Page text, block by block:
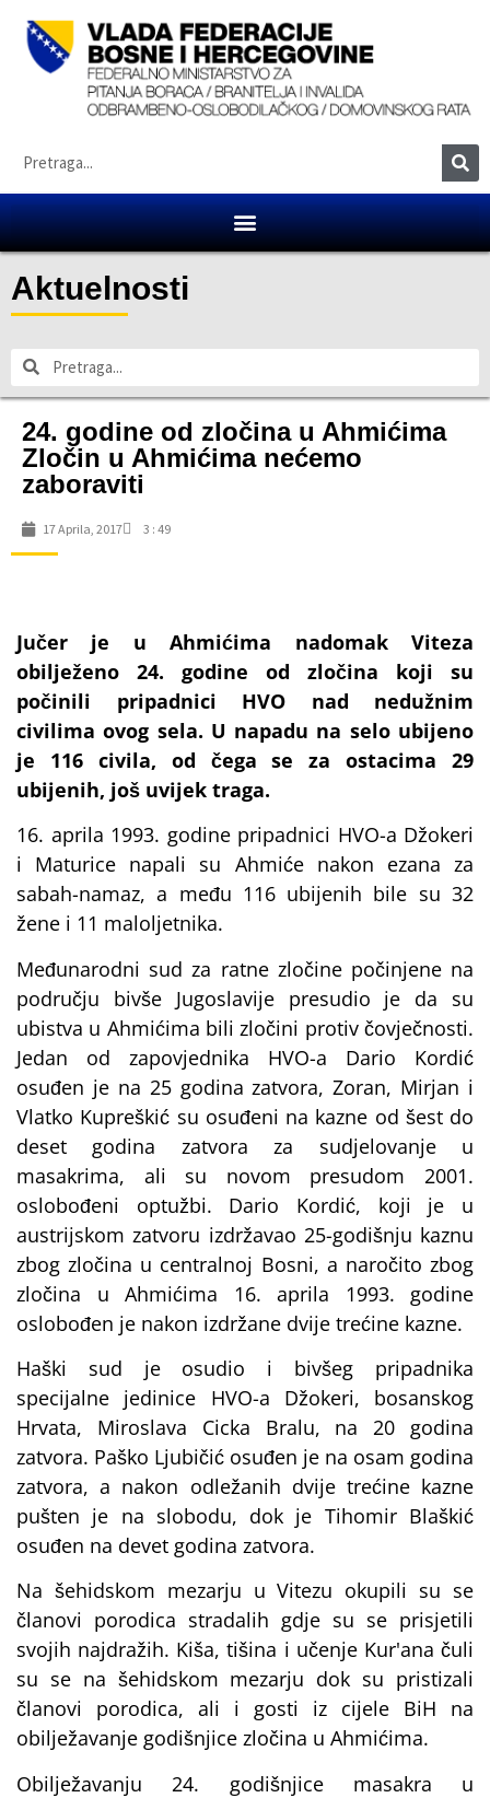
Aktuelnosti
24. godine od zločina u Ahmićima
Zločin u Ahmićima nećemo
zaboraviti
17 Aprila, 2017 3 : 49
Jučer je u Ahmićima nadomak Viteza
obilježeno 24. godine od zločina koji su
počinili pripadnici HVO nad nedužnim
civilima ovog sela. U napadu na selo ubijeno
je 116 civila, od čega se za ostacima 29
ubijenih, još uvijek traga.
16. aprila 1993. godine pripadnici HVO-a Džokeri
i Maturice napali su Ahmiće nakon ezana za
sabah-namaz, a među 116 ubijenih bile su 32
žene i 11 maloljetnika.
Međunarodni sud za ratne zločine počinjene na
području bivše Jugoslavije presudio je da su
ubistva u Ahmićima bili zločini protiv čovječnosti.
Jedan od zapovjednika HVO-a Dario Kordić
osuđen je na 25 godina zatvora, Zoran, Mirjan i
Vlatko Kupreškić su osuđeni na kazne od šest do
deset godina zatvora za sudjelovanje u
masakrima, ali su novom presudom 2001.
oslobođeni optužbi. Dario Kordić, koji je u
austrijskom zatvoru izdržavao 25-godišnju kaznu
zbog zločina u centralnoj Bosni, a naročito zbog
zločina u Ahmićima 16. aprila 1993. godine
oslobođen je nakon izdržane dvije trećine kazne.
Haški sud je osudio i bivšeg pripadnika
specijalne jedinice HVO-a Džokeri, bosanskog
Hrvata, Miroslava Cicka Bralu, na 20 godina
zatvora. Paško Ljubičić osuđen je na osam godina
zatvora, a nakon odležanih dvije trećine kazne
pušten je na slobodu, dok je Tihomir Blaškić
osuđen na devet godina zatvora.
Na šehidskom mezarju u Vitezu okupili su se
članovi porodica stradalih gdje su se prisjetili
svojih najdražih. Kiša, tišina i učenje Kur'ana čuli
su se na šehidskom mezarju dok su pristizali
članovi porodica, ali i gosti iz cijele BiH na
obilježavanje godišnjice zločina u Ahmićima.
Obilježavanju 24. godišnjice masakra u